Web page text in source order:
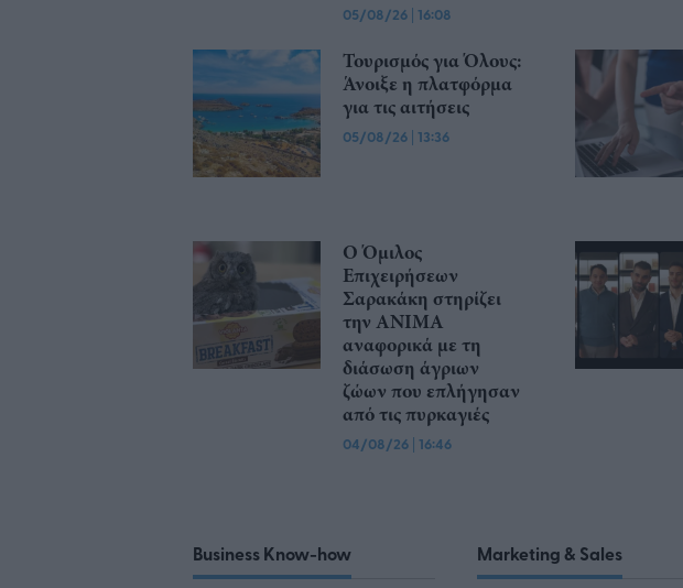
05/08/26 | 16:08
Τουρισμός για Όλους:
Άνοιξε η πλατφόρμα
για τις αιτήσεις
05/08/26 | 13:36
O Όμιλος
Επιχειρήσεων
Σαρακάκη στηρίζει
την ΑΝΙΜΑ
αναφορικά με τη
διάσωση άγριων
ζώων που επλήγησαν
από τις πυρκαγιές
04/08/26 | 16:46
Business Know-how Marketing & Sales